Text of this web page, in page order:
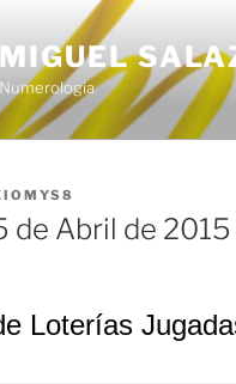
MIGUEL
Numerologia
de Abril de 2015
Loterías